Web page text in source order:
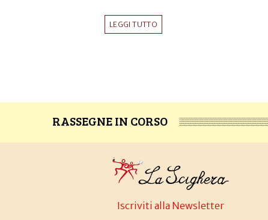
LEGGI TUTTO
RASSEGNE IN CORSO
Iscriviti alla Newsletter